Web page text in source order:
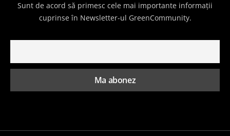
Sunt de acord să primesc cele mai importante informații
cuprinse în Newsletter-ul GreenCommunity.